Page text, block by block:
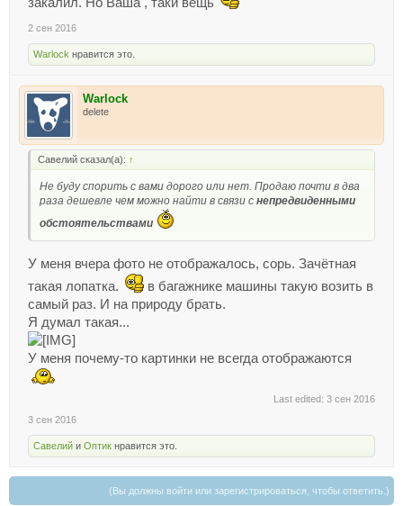
закалил. Но Ваша , таки вещь
2 сен 2016
Warlock нравится это.
Warlock
delete
Савелий сказал(а): ↑
Не буду спорить с вами дорого или нет. Продаю почти в два
раза дешевле чем можно найти в связи с непредвиденными
обстоятельствами
У меня вчера фото не отображалось, сорь. Зачётная
такая лопатка.
в багажнике машины такую возить в
самый раз. И на природу брать.
Я думал такая...
У меня почему-то картинки не всегда отображаются
Last edited: 3 сен 2016
3 сен 2016
Савелий и Оптик нравится это.
(Вы должны войти или зарегистрироваться, чтобы ответить.)